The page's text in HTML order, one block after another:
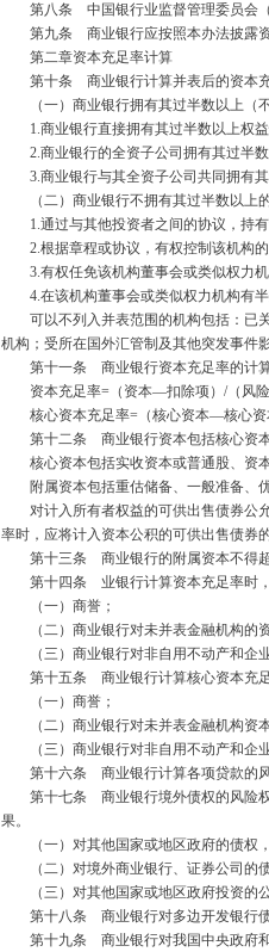
第八条 中国银行业监督管理委员会（
第九条 商业银行应按照本办法披露资
第二章资本充足率计算
第十条 商业银行计算并表后的资本充
（一）商业银行拥有其过半数以上（不
1.商业银行直接拥有其过半数以上权
2.商业银行的全资子公司拥有其过半
3.商业银行与其全资子公司共同拥有
（二）商业银行不拥有其过半数以上
1.通过与其他投资者之间的协议，持
2.根据章程或协议，有权控制该机构
3.有权任免该机构董事会或类似权力
4.在该机构董事会或类似权力机构有
可以不列入并表范围的机构包括：已关
机构；受所在国外汇管制及其他突发事
第十一条 商业银行资本充足率的计
资本充足率= （资本—扣除项） /（风
核心资本充足率= （核心资本—核心资
第十二条 商业银行资本包括核心资
核心资本包括实收资本或普通股、资
附属资本包括重估储备、一般准备、
对计入所有者权益的可供出售债券公允
率时，应将计入资本公积的可供出售债
第十三条 商业银行的附属资本不得超
第十四条 业银行计算资本充足率时
（一）商誉；
（二）商业银行对未并表金融机构的
（三）商业银行对非自用不动产和企
第十五条 商业银行计算核心资本充足
（一）商誉；
（二）商业银行对未并表金融机构资
（三）商业银行对非自用不动产和企
第十六条 商业银行计算各项贷款的风
第十七条 商业银行境外债权的风险权
果。
（一）对其他国家或地区政府的债权
（二）对境外商业银行、证券公司的
（三）对其他国家或地区政府投资的
第十八条 商业银行对多边开发银行债
第十九条 商业银行对我国中央政府和